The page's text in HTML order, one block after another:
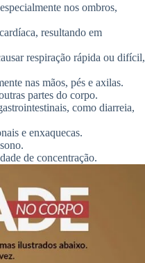
nos ombros,
resultando em
respiração rápida ou difícil,
nas mãos, pés e axilas.
partes do corpo.
como diarreia,
e enxaquecas.
de concentração.